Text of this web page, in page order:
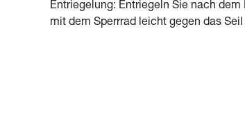
Entriegelung: Entriegeln Sie nach
mit dem Sperrrad leicht gegen das